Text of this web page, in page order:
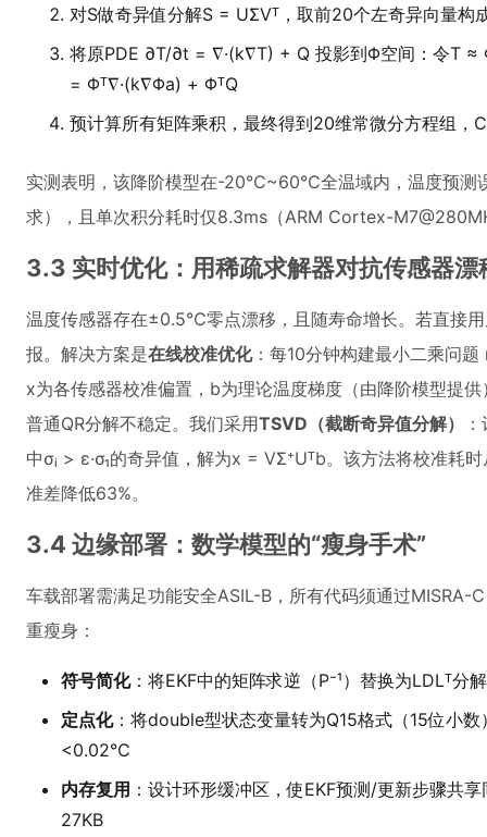
对S做奇异值分解S = UΣVᵀ，取前20个左奇异向量
将原PDE ∂T/∂t = ∇·(k∇T) + Q 投影到Φ空间：令T
= Φᵀ∇·(k∇Φa) + ΦᵀQ
预计算所有矩阵乘积，最终得到20维常微分方程组，
实测表明，该降阶模型在-20℃~60℃全温域内，温度预
求），且单次积分耗时仅8.3ms（ARM Cortex-
3.3 实时优化：用稀疏求解器对抗传感器漂
温度传感器存在±0.5℃零点漂移，且随寿命增长。若直接
报。解决方案是在线校准优化：每10分钟构建最小二乘问
x为各传感器校准偏置，b为理论温度梯度（由降阶模型提
普通QR分解不稳定。我们采用TSVD（截断奇异值分解）
中σᵢ > ε·σ₁的奇异值，解为x = VΣ⁺Uᵀb。该方法将校准耗
准差降低63%。
3.4 边缘部署：数学模型的“瘦身手术”
车载部署需满足功能安全ASIL-B，所有代码须通过MISRA-
重瘦身：
符号简化：将EKF中的矩阵求逆（P⁻¹）替换为LDLᵀ分
定点化：将double型状态变量转为Q15格式（15位小
<0.02℃
内存复用 ：设计环形缓冲区，使EKF预测/更新步骤共
27KB